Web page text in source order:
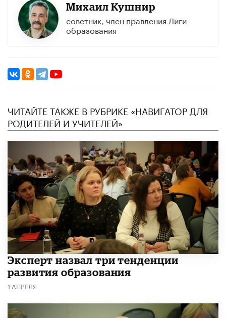
Михаил Кушнир
советник, член правления Лиги
образования
ЧИТАЙТЕ ТАКЖЕ В РУБРИКЕ «НАВИГАТОР ДЛЯ
РОДИТЕЛЕЙ И УЧИТЕЛЕЙ»
Эксперт назвал три тенденции
развития образования
1 АПРЕЛЯ